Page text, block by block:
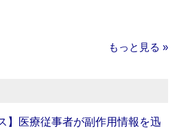
もっと見る »
】医療従事者が副作用情報を迅